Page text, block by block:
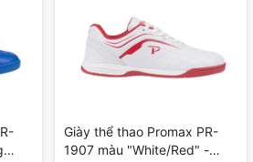
Giày thể thao Promax PR-
1907 màu "White/Red" -